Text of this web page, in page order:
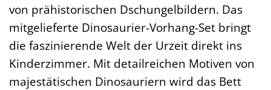
von prähistorischen Dschungelbildern. Das
mitgelieferte Dinosaurier-Vorhang-Set bringt
die faszinierende Welt der Urzeit direkt ins
Kinderzimmer. Mit detailreichen Motiven von
majestätischen Dinosauriern wird das Bett